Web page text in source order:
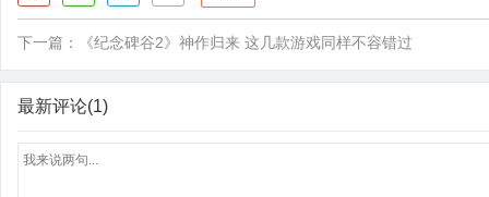
下一篇： 《纪念碑谷2》神作归来 这几款游戏同样不容错过
最新评论(1)